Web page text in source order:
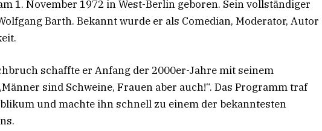
1. November 1972 in West-Berlin geboren. Sein vollständiger
Barth. Bekannt wurde er als Comedian, Moderator, Autor
schaffte er Anfang der 2000er-Jahre mit seinem
sind Schweine, Frauen aber auch!“. Das Programm traf
und machte ihn schnell zu einem der bekanntesten